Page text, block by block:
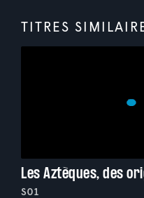
TITRES
S01